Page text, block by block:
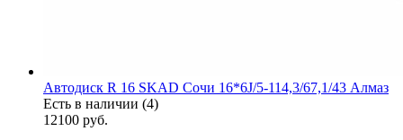
Автодиск R 16 SKAD Сочи 16*6J/5-114,3/67,1/43 Алмаз
Есть в наличии (4)
12100 руб.